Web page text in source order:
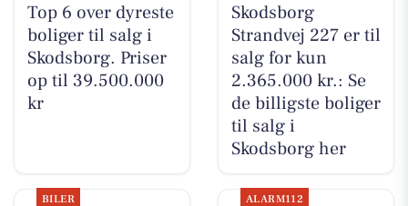
Top 6 over dyreste
boliger til salg i
Skodsborg. Priser
op til 39.500.000
kr
Skodsborg
Strandvej 227 er til
salg for kun
2.365.000 kr.: Se
de billigste boliger
til salg i
Skodsborg her
BILER ALARM112